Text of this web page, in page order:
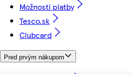
Možnosti platby
Tesco.sk
Clubcard
Pred prvým nákupom